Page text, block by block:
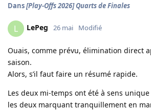
Dans[Play-Offs 2026] Quarts de Finales
L LePeg 26 mai Modifié
Ouais, comme prévu, élimination direct
saison.
Alors, s’il faut faire un résumé rapide.
Les deux mi-temps ont été à sens
les deux marquant tranquillement en